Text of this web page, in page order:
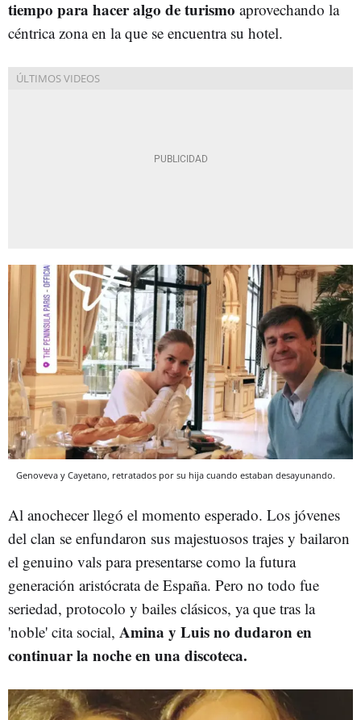
tiempo para hacer algo de turismo aprovechando la
céntrica zona en la que se encuentra su hotel.
Genoveva y Cayetano, retratados por su hija cuando estaban desayunando.
Al anochecer llegó el momento esperado. Los jóvenes
del clan se enfundaron sus majestuosos trajes y bailaron
el genuino vals para presentarse como la futura
generación aristócrata de España. Pero no todo fue
seriedad, protocolo y bailes clásicos, ya que tras la
'noble' cita social, Amina y Luis no dudaron en
continuar la noche en una discoteca.